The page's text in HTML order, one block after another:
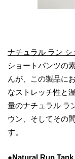
ナチュラル ラン シ
ショートパンツの
んが、この製品に
なストレッチ性と
量のナチュラル ラ
ウン、そしてその
す。
●Natural Run Tank